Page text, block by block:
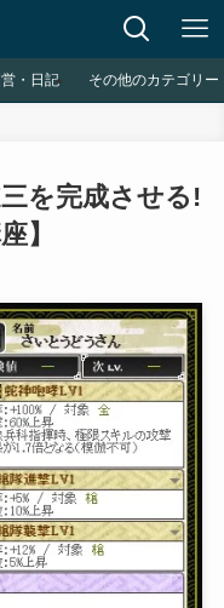
・日記 その他のカテゴリー
三を完成させる!
】